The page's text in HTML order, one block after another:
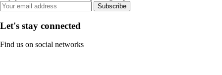
Subscribe
Let's stay connected
Find us on social networks